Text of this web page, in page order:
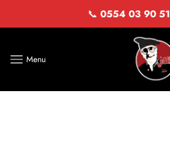
📞 0554 03 90 51
Menu